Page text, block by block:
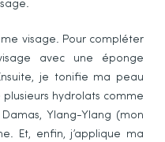
visage. Pour compléter
avec une éponge
je tonifie ma peau
plusieurs hydrolats comme
Ylang-Ylang (mon
Et, enfin, j’applique ma